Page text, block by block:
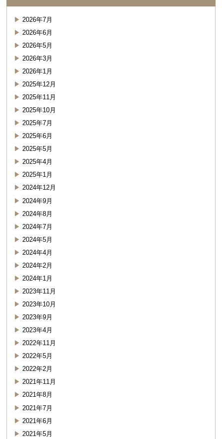
2026年7月
2026年6月
2026年5月
2026年3月
2026年1月
2025年12月
2025年11月
2025年10月
2025年7月
2025年6月
2025年5月
2025年4月
2025年1月
2024年12月
2024年9月
2024年8月
2024年7月
2024年5月
2024年4月
2024年2月
2024年1月
2023年11月
2023年10月
2023年9月
2023年4月
2022年11月
2022年5月
2022年2月
2021年11月
2021年8月
2021年7月
2021年6月
2021年5月